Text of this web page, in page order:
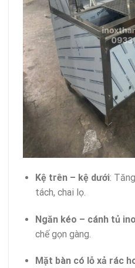
Kệ trên – kệ dưới:
tách, chai lọ.
Ngăn kéo – cánh tủ
chế gọn gàng.
Mặt bàn có lỗ xả rác